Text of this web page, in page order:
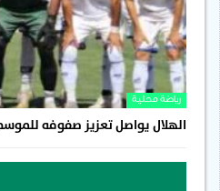
رياضة محلية
الهلال يواصل تعزيز صفوفه للموسم